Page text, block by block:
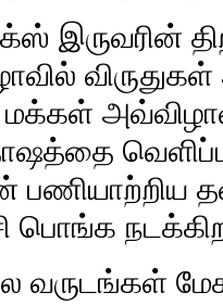
இருவரின்
பொங்க
வருடங்கள்